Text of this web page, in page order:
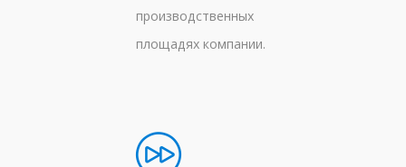
производственных
площадях компании.